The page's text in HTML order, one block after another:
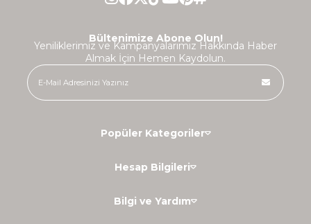
Bültenimize Abone Olun!
Yeniliklerimiz ve Kampanyalarımız Hakkında Haber
Almak İçin Hemen Kaydolun.
Popüler Kategoriler
Hesap Bilgileri
Bilgi ve Yardım